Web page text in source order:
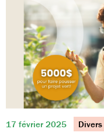
17 février 2025 Divers